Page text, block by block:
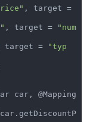
, target =
, target =
"num
target =
"typ